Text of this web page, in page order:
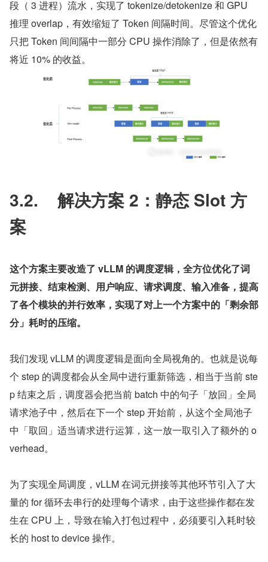
段（ 3 进程）流水，实现了 tokenize/detokenize 和 GPU
推理 overlap，有效缩短了 Token 间隔时间。尽管这个优化
只把 Token 间间隔中一部分 CPU 操作消除了，但是依然有
将近 10% 的收益。
3.2.    解决方案 2：静态 Slot 方
案
这个方案主要改造了 vLLM 的调度逻辑，全方位优化了词
元拼接、结束检测、用户响应、请求调度、输入准备，提高
了各个模块的并行效率，实现了对上一个方案中的「剩余部
分」耗时的压缩。
我们发现 vLLM 的调度逻辑是面向全局视角的。也就是说每
个 step 的调度都会从全局中进行重新筛选，相当于当前 ste
p 结束之后，调度器会把当前 batch 中的句子「放回」全局
请求池子中，然后在下一个 step 开始前，从这个全局池子
中「取回」适当请求进行运算，这一放一取引入了额外的 o
verhead。
为了实现全局调度，vLLM 在词元拼接等其他环节引入了大
量的 for 循环去串行的处理每个请求，由于这些操作都在发
生在 CPU 上，导致在输入打包过程中，必须要引入耗时较
长的 host to device 操作。